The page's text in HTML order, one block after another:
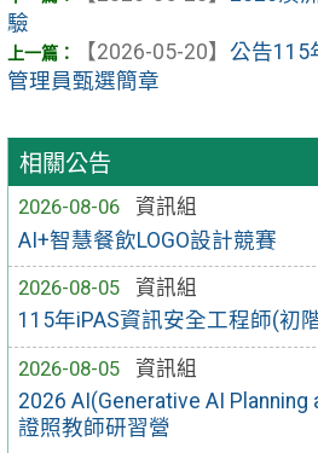
相關公告
2026-08-06
資訊組
AI+智慧餐飲LOGO設計競賽
2026-08-05
資訊組
115年iPAS資訊安全工程師(初
2026-08-05
資訊組
2026 AI(Generative AI
證照教師研習營
驗
【2026-05-20】 公告115
管理員甄選簡章